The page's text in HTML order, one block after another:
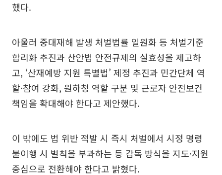
했다.
아울러 중대재해 발생 처벌법률 일원화 등 처벌기준
합리화 추진과 산안법 안전규제의 실효성을 제고하
고, ‘산재예방 지원 특별법’ 제정 추진과 민간단체 역
할·참여 강화, 원하청 역할 구분 및 근로자 안전보건
책임을 확대해야 한다고 제안했다.
이 밖에도 법 위반 적발 시 즉시 처벌에서 시정 명령
불이행 시 벌칙을 부과하는 등 감독 방식을 지도·지원
중심으로 전환해야 한다고 밝혔다.